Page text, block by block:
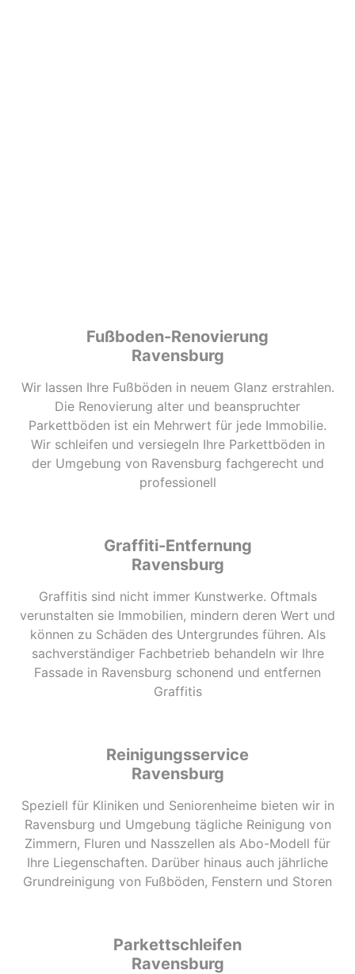
Fußboden-Renovierung
Ravensburg
Wir lassen Ihre Fußböden in neuem Glanz erstrahlen.
Die Renovierung alter und beanspruchter
Parkettböden ist ein Mehrwert für jede Immobilie.
Wir schleifen und versiegeln Ihre Parkettböden in
der Umgebung von Ravensburg fachgerecht und
professionell
Graffiti-Entfernung
Ravensburg
Graffitis sind nicht immer Kunstwerke. Oftmals
verunstalten sie Immobilien, mindern deren Wert und
können zu Schäden des Untergrundes führen. Als
sachverständiger Fachbetrieb behandeln wir Ihre
Fassade in Ravensburg schonend und entfernen
Graffitis
Reinigungsservice
Ravensburg
Speziell für Kliniken und Seniorenheime bieten wir in
Ravensburg und Umgebung tägliche Reinigung von
Zimmern, Fluren und Nasszellen als Abo-Modell für
Ihre Liegenschaften. Darüber hinaus auch jährliche
Grundreinigung von Fußböden, Fenstern und Storen
Parkettschleifen
Ravensburg